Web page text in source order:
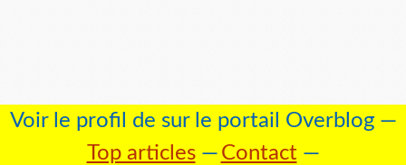
Voir le profil de sur le portail Overblog
Top articles
Contact